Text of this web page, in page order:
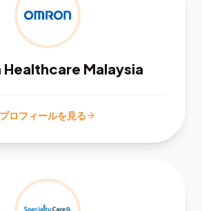
Healthcare Malaysia
プロフィールを見るarrow_forward